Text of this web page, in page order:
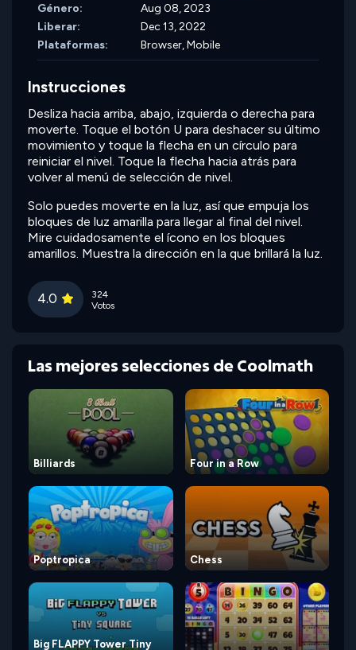
Género:
Aug 08, 2023
Liberar:
Dec 13, 2022
Plataformas:
Browser, Mobile
Instrucciones
Desliza hacia arriba, abajo, izquierda o derecha para
moverte. Toque el botón U para deshacer su último
movimiento y toque la flecha en un círculo para
reiniciar el nivel. Toque la flecha hacia atrás para
volver al menú de selección de nivel.
Solo puedes moverte en la luz, así que empuja los
bloques de luz amarilla para llegar al final del nivel.
Mire cuidadosamente el ícono en los bloques
amarillos. Muestra la dirección en la que brillará la luz.
4.0
324
Votos
Las mejores selecciones de Coolmath
Billiards Four in a Row
Poptropica Chess
Big FLAPPY Tower Tiny